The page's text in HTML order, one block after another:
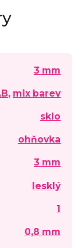
3 mm
, mix barev
sklo
ohňovka
3 mm
lesklý
1
0,8 mm